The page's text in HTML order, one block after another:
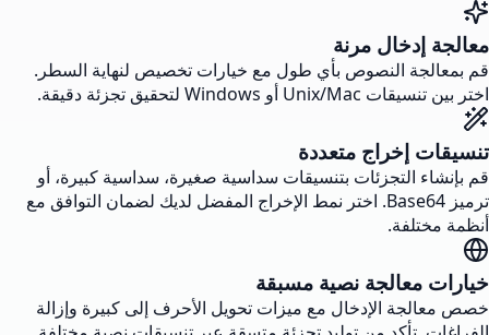
معالجة إدخال مرنة
قم بمعالجة النصوص بأي طول مع خيارات تخصيص لنهاية السطر.
اختر بين تنسيقات Unix/Mac أو Windows لتحقيق تجزئة دقيقة.
تنسيقات إخراج متعددة
قم بإنشاء التجزئات بتنسيقات سداسية صغيرة، سداسية كبيرة، أو
ترميز Base64. اختر نمط الإخراج المفضل لديك لضمان التوافق مع
أنظمة مختلفة.
خيارات معالجة نصية مسبقة
خصص معالجة الإدخال مع ميزات تحويل الأحرف إلى كبيرة وإزالة